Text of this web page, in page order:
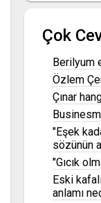
Çok
Berilyum
Özlem
Çınar
"Eşek
sözünün
"Gıcık
Eski
anlamı